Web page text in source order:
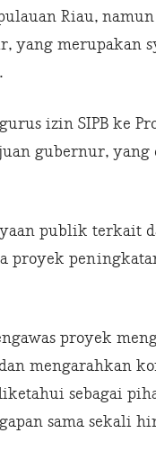
Riau,
yang merupakan
izin SIPB ke
gubernur,
publik terkait
proyek
proyek
mengarahkan
sebagai
sama sekali